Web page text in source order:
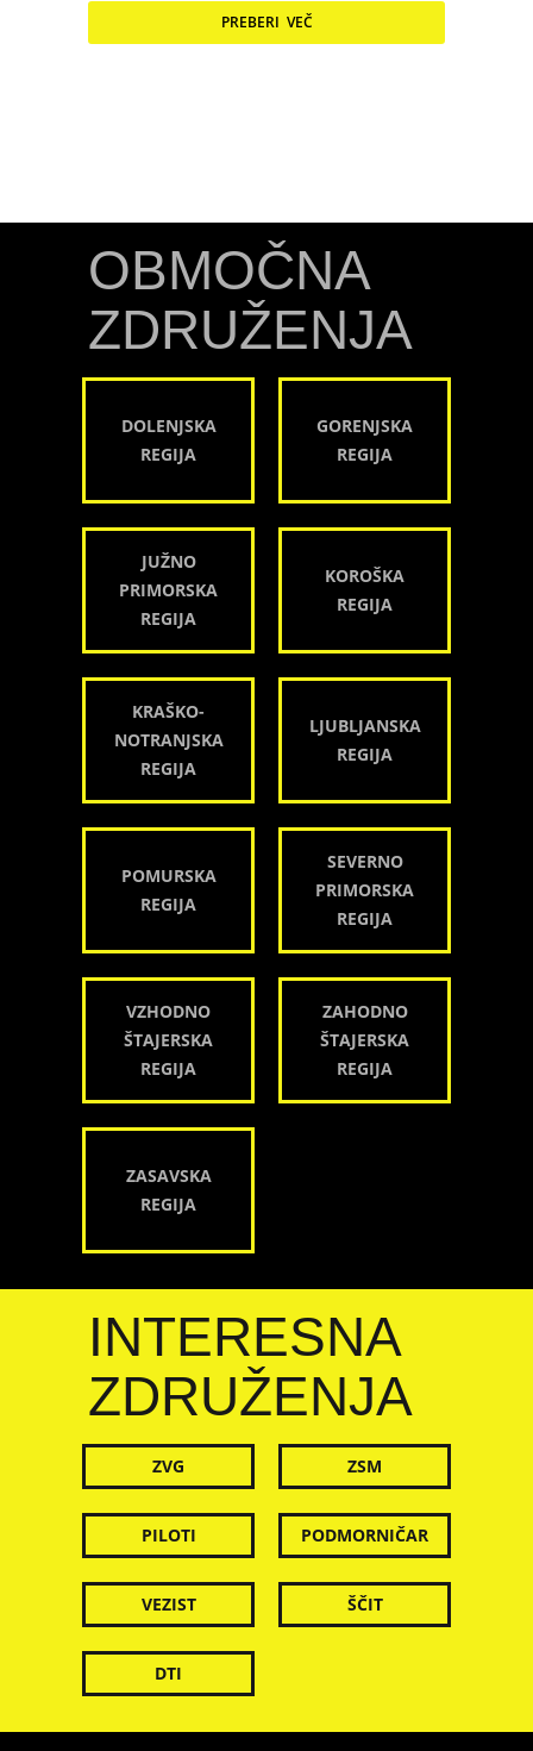
PREBERI VEČ
OBMOČNA
ZDRUŽENJA
DOLENJSKA
REGIJA
GORENJSKA
REGIJA
JUŽNO
PRIMORSKA
REGIJA
KOROŠKA
REGIJA
KRAŠKO-
NOTRANJSKA
REGIJA
LJUBLJANSKA
REGIJA
POMURSKA
REGIJA
SEVERNO
PRIMORSKA
REGIJA
VZHODNO
ŠTAJERSKA
REGIJA
ZAHODNO
ŠTAJERSKA
REGIJA
ZASAVSKA
REGIJA
INTERESNA
ZDRUŽENJA
ZVG ZSM
PILOTI PODMORNIČAR
VEZIST ŠČIT
DTI